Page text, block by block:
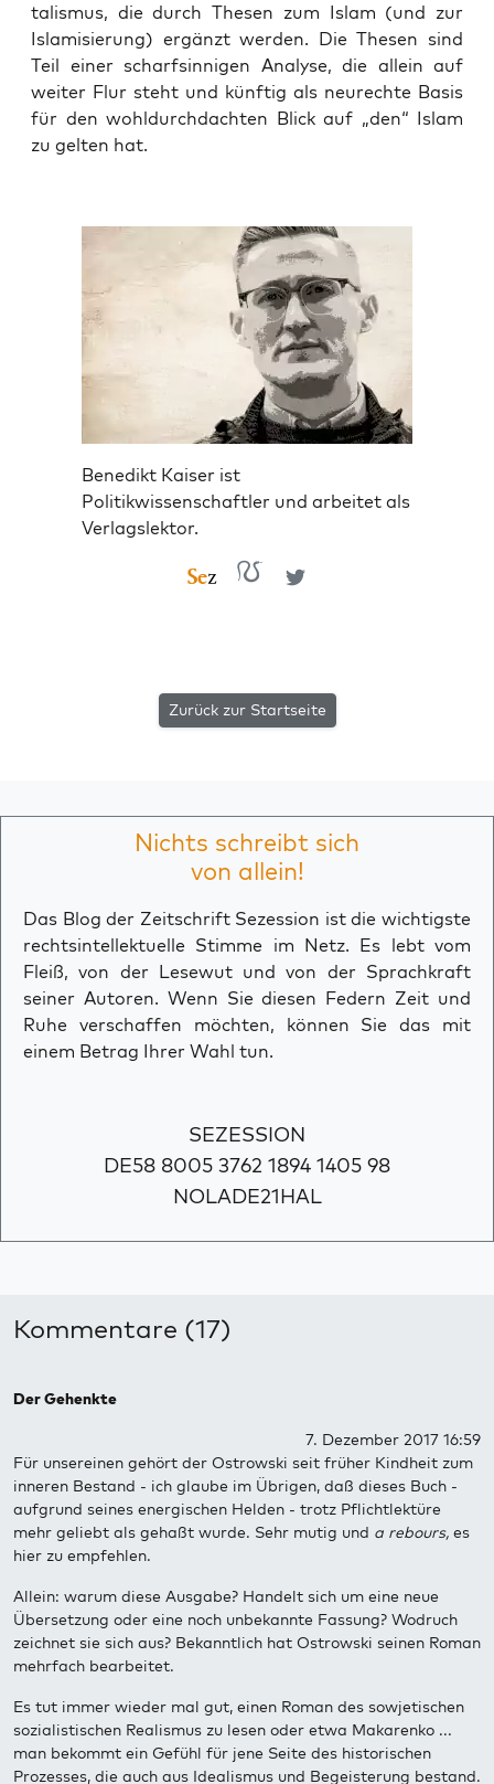
ta­lis­mus, die durch The­sen zum Islam (und zur
Isla­mi­sie­rung) ergänzt wer­den. Die The­sen sind
Teil einer scharf­sin­ni­gen Ana­ly­se, die allein auf
wei­ter Flur steht und künf­tig als neu­rech­te Basis
für den wohl­durch­dach­ten Blick auf „den“ Islam
zu gel­ten hat.
Benedikt Kaiser ist
Politikwissenschaftler und arbeitet als
Verlagslektor.
Zurück zur Startseite
Nichts schreibt sich
von allein!
Das Blog der Zeitschrift Sezession ist die wichtigste
rechtsintellektuelle Stimme im Netz. Es lebt vom
Fleiß, von der Lesewut und von der Sprachkraft
seiner Autoren. Wenn Sie diesen Federn Zeit und
Ruhe verschaffen möchten, können Sie das mit
einem Betrag Ihrer Wahl tun.
SEZESSION
DE58 8005 3762 1894 1405 98
NOLADE21HAL
Kommentare (17)
Der Gehenkte
7. Dezember 2017 16:59
Für unsereinen gehört der Ostrowski seit früher Kindheit zum
inneren Bestand - ich glaube im Übrigen, daß dieses Buch -
aufgrund seines energischen Helden - trotz Pflichtlektüre
mehr geliebt als gehaßt wurde. Sehr mutig und a rebours, es
hier zu empfehlen.
Allein: warum diese Ausgabe? Handelt sich um eine neue
Übersetzung oder eine noch unbekannte Fassung? Wodruch
zeichnet sie sich aus? Bekanntlich hat Ostrowski seinen Roman
mehrfach bearbeitet.
Es tut immer wieder mal gut, einen Roman des sowjetischen
sozialistischen Realismus zu lesen oder etwa Makarenko ...
man bekommt ein Gefühl für jene Seite des historischen
Prozesses, die auch aus Idealismus und Begeisterung bestand.